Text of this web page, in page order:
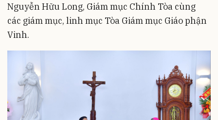
Nguyễn Hữu Long, Giám mục Chính Tòa cùng
các giám mục, linh mục Tòa Giám mục Giáo phận
Vinh.